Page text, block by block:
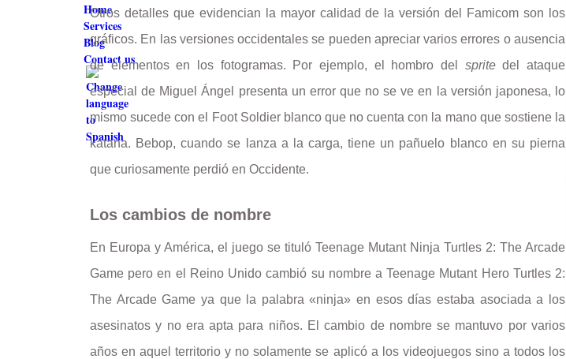
Home
Services
Blog
Contact us
Otros detalles que evidencian la mayor calidad de la versión del Famicom son los
gráficos. En las versiones occidentales se pueden apreciar varios errores o ausencia
de elementos en los fotogramas. Por ejemplo, el hombro del spritedel ataque
especial de Miguel Ángel presenta un error que no se ve en la versión japonesa, lo
mismo sucede con el Foot Soldier blanco que no cuenta con la mano que sostiene la
katana. Bebop, cuando se lanza a la carga, tiene un pañuelo blanco en su pierna
que curiosamente perdió en Occidente.
Los cambios de nombre
En Europa y América, el juego se tituló Teenage Mutant Ninja Turtles 2: The Arcade
Game pero en el Reino Unido cambió su nombre aTeenage Mutant Hero Turtles 2:
The Arcade Game ya que la palabra «ninja» en esos días estaba asociada a los
asesinatos y no era apta para niños. El cambio de nombre se mantuvo por varios
años en aquel territorio y no solamente se aplicó a los videojuegos sino a todos los